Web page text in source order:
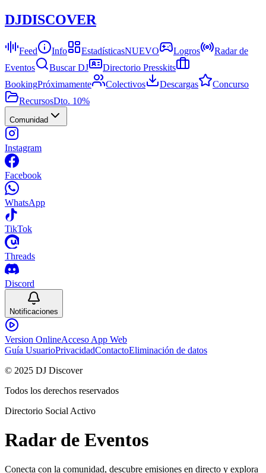
DJDISCOVER
Feed Info EstadísticasNUEVO Logros
Radar de
Eventos
Buscar DJ
Directorio Presskits
BookingPróximamente Colectivos Descargas
Concurso
RecursosDto. 10%
Comunidad
Instagram
Facebook
WhatsApp
TikTok
Threads
Discord
Notificaciones
Version OnlineAcceso App Web
Guía UsuarioPrivacidadContactoEliminación de datos
© 2025 DJ Discover
Todos los derechos reservados
Directorio Social Activo
Radar de Eventos
Conecta con la comunidad, descubre emisiones en directo y explora